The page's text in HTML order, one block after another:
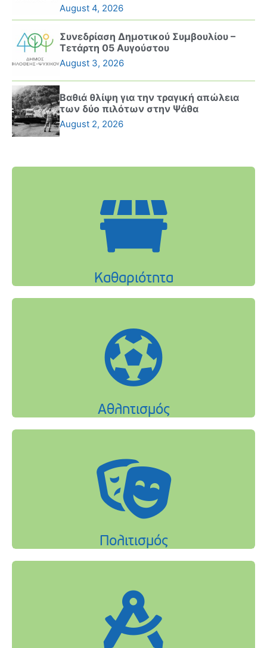
August 4, 2026
Συνεδρίαση Δημοτικού Συμβουλίου –
Τετάρτη 05 Αυγούστου
August 3, 2026
Βαθιά θλίψη για την τραγική απώλεια
των δύο πιλότων στην Ψάθα
August 2, 2026